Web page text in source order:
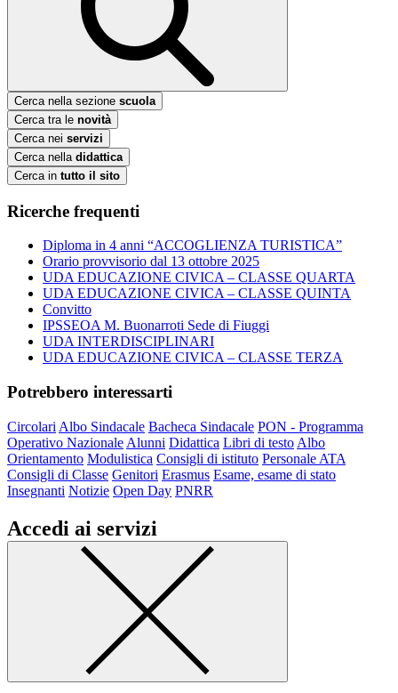
Cerca nella sezione scuola
Cerca tra le novità
Cerca nei servizi
Cerca nella didattica
Cerca in tutto il sito
Ricerche frequenti
Diploma in 4 anni “ACCOGLIENZA TURISTICA”
Orario provvisorio dal 13 ottobre 2025
UDA EDUCAZIONE CIVICA – CLASSE QUARTA
UDA EDUCAZIONE CIVICA – CLASSE QUINTA
Convitto
IPSSEOA M. Buonarroti Sede di Fiuggi
UDA INTERDISCIPLINARI
UDA EDUCAZIONE CIVICA – CLASSE TERZA
Potrebbero interessarti
Circolari Albo Sindacale Bacheca Sindacale PON - Programma
Operativo Nazionale Alunni Didattica Libri di testo Albo
Orientamento Modulistica Consigli di istituto Personale ATA
Consigli di Classe Genitori Erasmus Esame, esame di stato
Insegnanti Notizie Open Day PNRR
Accedi ai servizi